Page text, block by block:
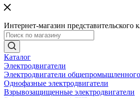
Интернет-магазин представительского
Каталог
Электродвигатели
Электродвигатели
Однофазные электродвигатели
Взрывозащищенные электродвигатели